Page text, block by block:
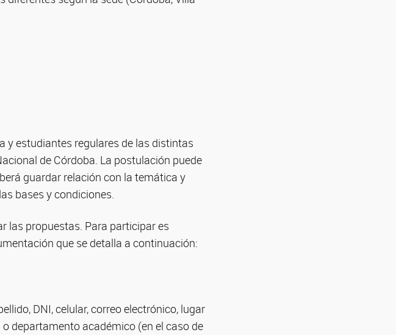
y estudiantes regulares de las distintas
de Córdoba. La postulación puede
guardar relación con la temática y
bases y condiciones.
las propuestas. Para participar es
que se detalla a continuación:
DNI, celular, correo electrónico, lugar
departamento académico (en el caso de